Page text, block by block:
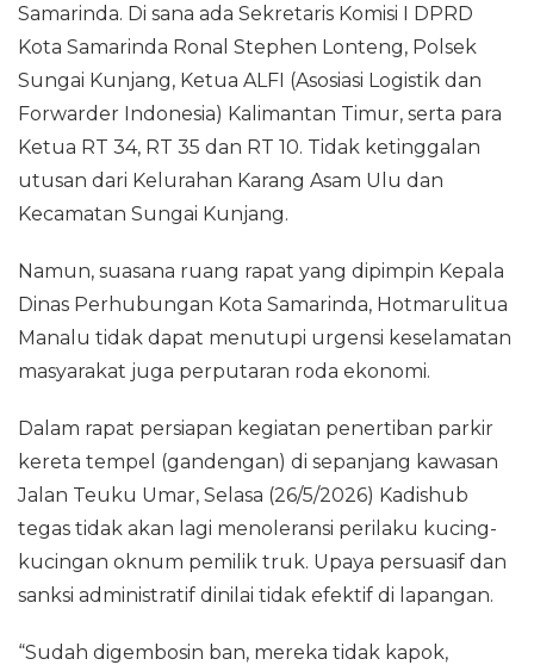
Samarinda. Di sana ada Sekretaris Komisi I DPRD
Kota Samarinda Ronal Stephen Lonteng, Polsek
Sungai Kunjang, Ketua ALFI (Asosiasi Logistik dan
Forwarder Indonesia) Kalimantan Timur, serta para
Ketua RT 34, RT 35 dan RT 10. Tidak ketinggalan
utusan dari Kelurahan Karang Asam Ulu dan
Kecamatan Sungai Kunjang.
Namun, suasana ruang rapat yang dipimpin Kepala
Dinas Perhubungan Kota Samarinda, Hotmarulitua
Manalu tidak dapat menutupi urgensi keselamatan
masyarakat juga perputaran roda ekonomi.
Dalam rapat persiapan kegiatan penertiban parkir
kereta tempel (gandengan) di sepanjang kawasan
Jalan Teuku Umar, Selasa (26/5/2026) Kadishub
tegas tidak akan lagi menoleransi perilaku kucing-
kucingan oknum pemilik truk. Upaya persuasif dan
sanksi administratif dinilai tidak efektif di lapangan.
“Sudah digembosin ban, mereka tidak kapok,